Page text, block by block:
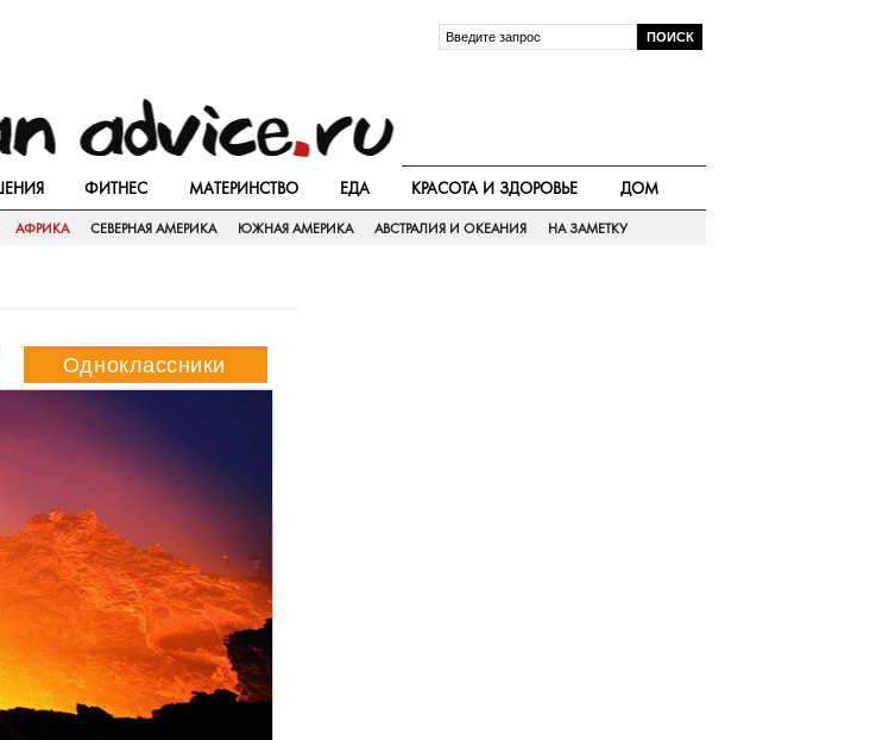
ФИТНЕС МАТЕРИНСТВО ЕДА КРАСОТА И ЗДОРОВЬЕ ДОМ
АФРИКА СЕВЕРНАЯ АМЕРИКА ЮЖНАЯ АМЕРИКА АВСТРАЛИЯ И ОКЕАНИЯ НА ЗАМЕТКУ